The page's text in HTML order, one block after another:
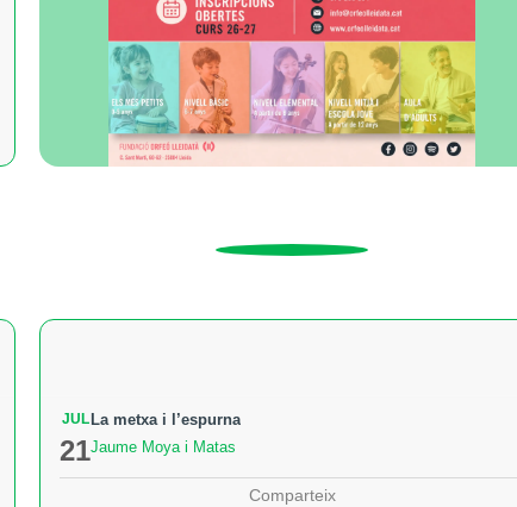
JUL
21
La metxa i l’espurna
Jaume Moya i Matas
Comparteix